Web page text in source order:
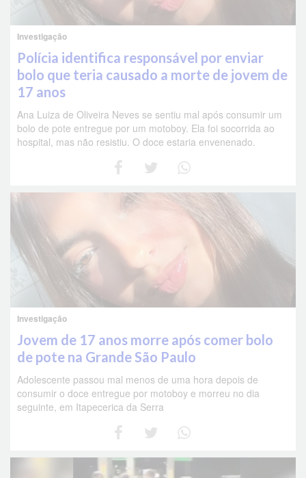
Investigação
Polícia identifica responsável por enviar
bolo que teria causado a morte de jovem de
17 anos
Ana Luiza de Oliveira Neves se sentiu mal após consumir um
bolo de pote entregue por um motoboy. Ela foi socorrida ao
hospital, mas não resistiu. O doce estaria envenenado.
Investigação
Jovem de 17 anos morre após comer bolo
de pote na Grande São Paulo
Adolescente passou mal menos de uma hora depois de
consumir o doce entregue por motoboy e morreu no dia
seguinte, em Itapecerica da Serra